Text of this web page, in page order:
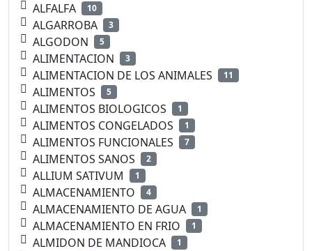
ALFALFA 10
ALGARROBA 3
ALGODON 5
ALIMENTACION 3
ALIMENTACION DE LOS ANIMALES 11
ALIMENTOS 5
ALIMENTOS BIOLOGICOS 1
ALIMENTOS CONGELADOS 1
ALIMENTOS FUNCIONALES 7
ALIMENTOS SANOS 2
ALLIUM SATIVUM 1
ALMACENAMIENTO 4
ALMACENAMIENTO DE AGUA 1
ALMACENAMIENTO EN FRIO 1
ALMIDON DE MANDIOCA 1